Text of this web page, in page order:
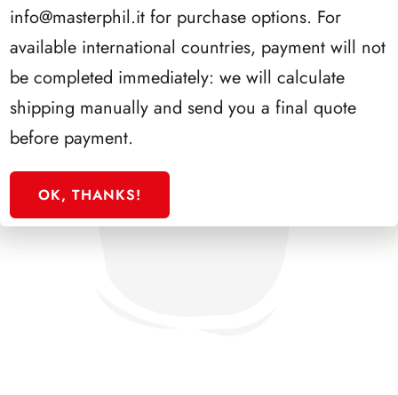
info@masterphil.it for purchase options. For
available international countries, payment will not
be completed immediately: we will calculate
shipping manually and send you a final quote
before payment.
OK, THANKS!